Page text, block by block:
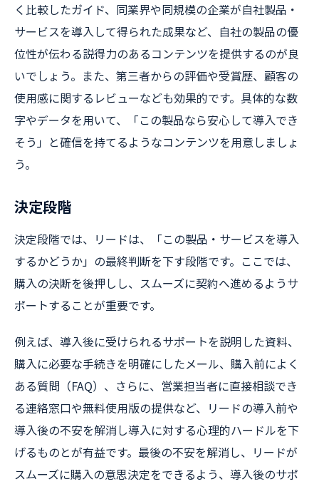
く比較したガイド、同業界や同規模の企業が自社製品・
サービスを導入して得られた成果など、自社の製品の優
位性が伝わる説得力のあるコンテンツを提供するのが良
いでしょう。また、第三者からの評価や受賞歴、顧客の
使用感に関するレビューなども効果的です。具体的な数
字やデータを用いて、「この製品なら安心して導入でき
そう」と確信を持てるようなコンテンツを用意しましょ
う。
決定段階
決定段階では、リードは、「この製品・サービスを導入
するかどうか」の最終判断を下す段階です。ここでは、
購入の決断を後押しし、スムーズに契約へ進めるようサ
ポートすることが重要です。
例えば、導入後に受けられるサポートを説明した資料、
購入に必要な手続きを明確にしたメール、購入前によく
ある質問（FAQ）、さらに、営業担当者に直接相談でき
る連絡窓口や無料使用版の提供など、リードの導入前や
導入後の不安を解消し導入に対する心理的ハードルを下
げるものとが有益です。最後の不安を解消し、リードが
スムーズに購入の意思決定をできるよう、導入後のサポ